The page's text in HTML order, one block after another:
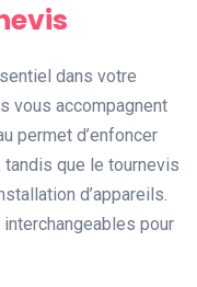
dans votre
vous accompagnent
permet d’enfoncer
que le tournevis
d’appareils.
pour